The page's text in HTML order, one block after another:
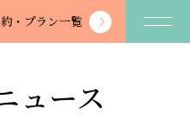
・ プラン一覧
ュース